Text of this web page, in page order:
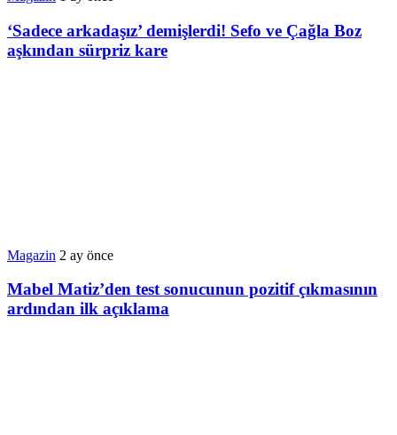
‘Sadece arkadaşız’ demişlerdi! Sefo ve Çağla Boz
aşkından sürpriz kare
Magazin 2 ay önce
Mabel Matiz’den test sonucunun pozitif çıkmasının
ardından ilk açıklama